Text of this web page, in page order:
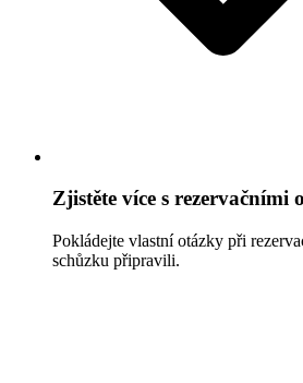
Zjistěte více s rezervačními
Pokládejte vlastní otázky při
schůzku připravili.